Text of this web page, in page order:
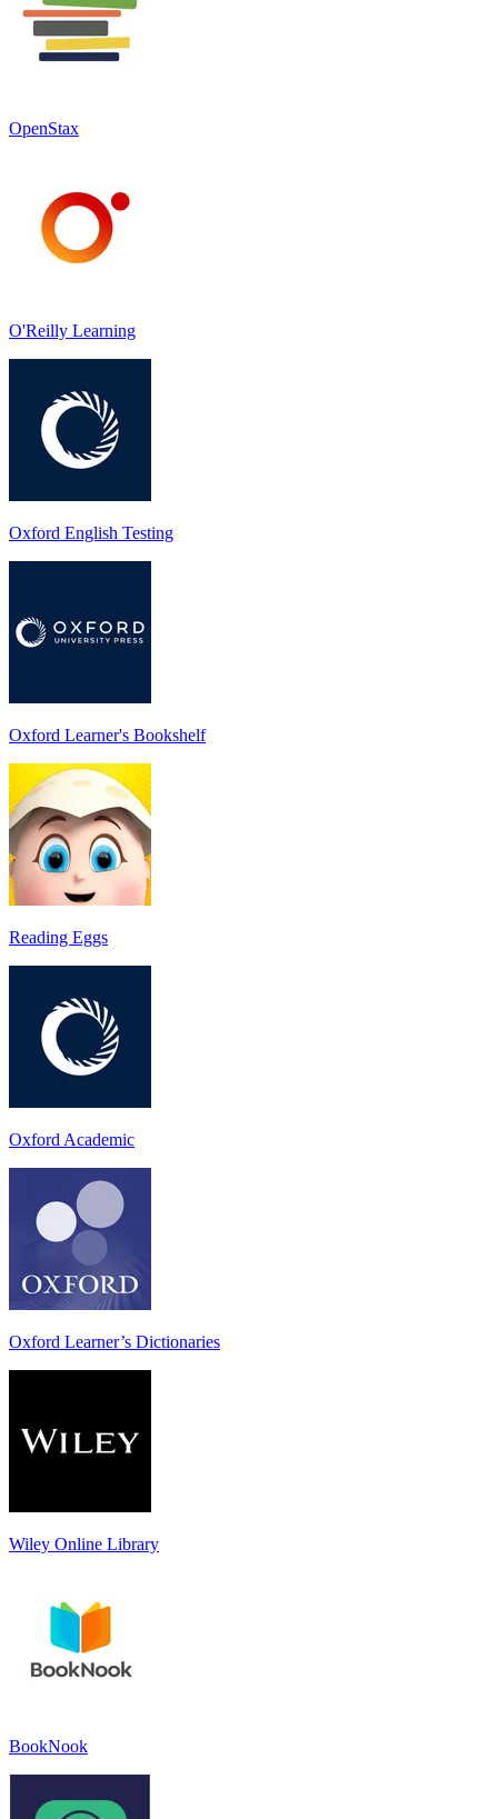
OpenStax
O'Reilly Learning
Oxford English Testing
Oxford Learner's Bookshelf
Reading Eggs
Oxford Academic
Oxford Learner’s Dictionaries
Wiley Online Library
BookNook